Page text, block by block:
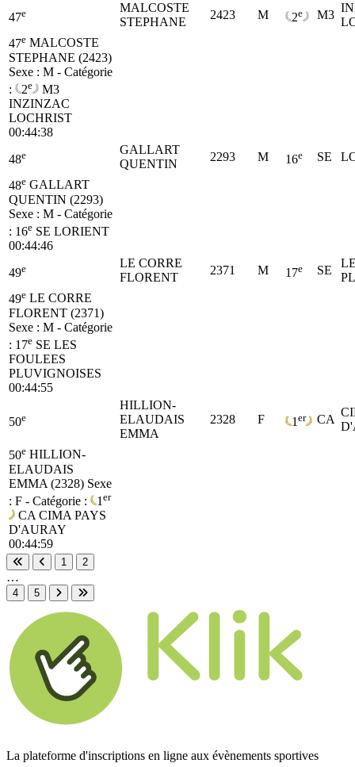
47e
MALCOSTE
STEPHANE
2423 M 2e M3
47e MALCOSTE
STEPHANE (2423)
Sexe : M - Catégorie
:
2e
M3
INZINZAC
LOCHRIST
00:44:38
48e
GALLART
QUENTIN
2293 M 16e SE
48e GALLART
QUENTIN (2293)
Sexe : M - Catégorie
: 16e SE LORIENT
00:44:46
49e
LE CORRE
FLORENT
2371 M 17e SE
49e LE CORRE
FLORENT (2371)
Sexe : M - Catégorie
: 17e SE LES
FOULEES
PLUVIGNOISES
00:44:55
50e
HILLION-
ELAUDAIS
EMMA
2328 F 1 er CA
50e HILLION-
ELAUDAIS
EMMA (2328) Sexe
: F - Catégorie :
1 er
CA CIMA PAYS
D'AURAY
00:44:59
Première page
Page précédente
1 2
…
4
5
Page suivante
Dernière page
La plateforme d'inscriptions en ligne aux évènements sportives